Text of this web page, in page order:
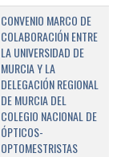
CONVENIO MARCO DE
COLABORACIÓN ENTRE
LA UNIVERSIDAD DE
MURCIA Y LA
DELEGACIÓN REGIONAL
DE MURCIA DEL
COLEGIO NACIONAL DE
ÓPTICOS-
OPTOMESTRISTAS